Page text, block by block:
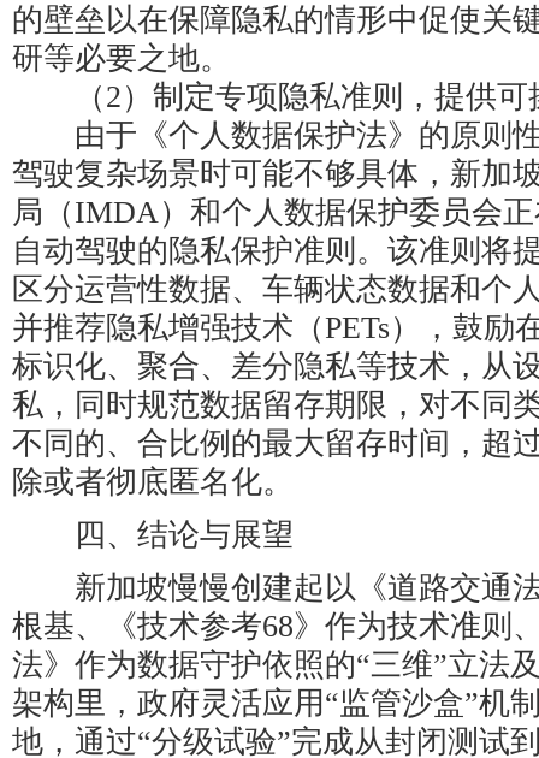
的壁垒以在保障隐私的情形中促使关
研等必要之地。
（2）制定专项隐私准则，提供可
由于《个人数据保护法》的原则
驾驶复杂场景时可能不够具体，新加
局（IMDA）和个人数据保护委员会
自动驾驶的隐私保护准则。该准则将
区分运营性数据、车辆状态数据和个
并推荐隐私增强技术（PETs），鼓励
标识化、聚合、差分隐私等技术，从
私，同时规范数据留存期限，对不同
不同的、合比例的最大留存时间，超
除或者彻底匿名化。
四、结论与展望
新加坡慢慢创建起以《道路交通
根基、《技术参考68》作为技术准则
法》作为数据守护依照的“三维”立法
架构里，政府灵活应用“监管沙盒”机
地，通过“分级试验”完成从封闭测试